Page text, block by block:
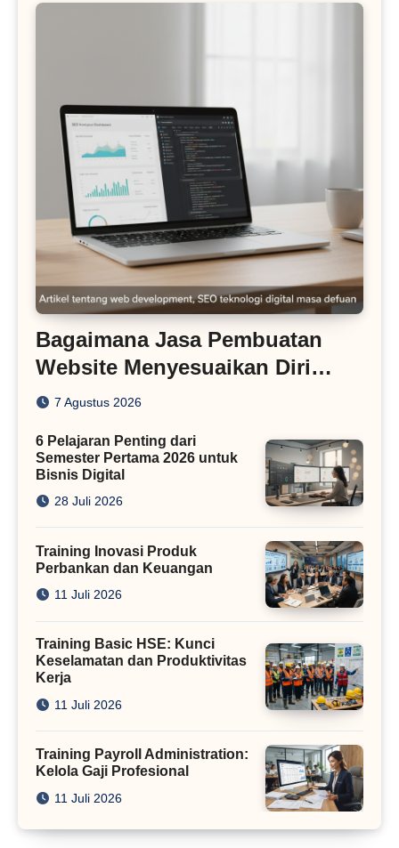
Bagaimana Jasa Pembuatan
Website Menyesuaikan Diri
dengan Algoritma SEO Masa
7 Agustus 2026
6 Pelajaran Penting dari
Semester Pertama 2026 untuk
Bisnis Digital
28 Juli 2026
Training Inovasi Produk
Perbankan dan Keuangan
11 Juli 2026
Training Basic HSE: Kunci
Keselamatan dan Produktivitas
Kerja
11 Juli 2026
Training Payroll Administration:
Kelola Gaji Profesional
11 Juli 2026